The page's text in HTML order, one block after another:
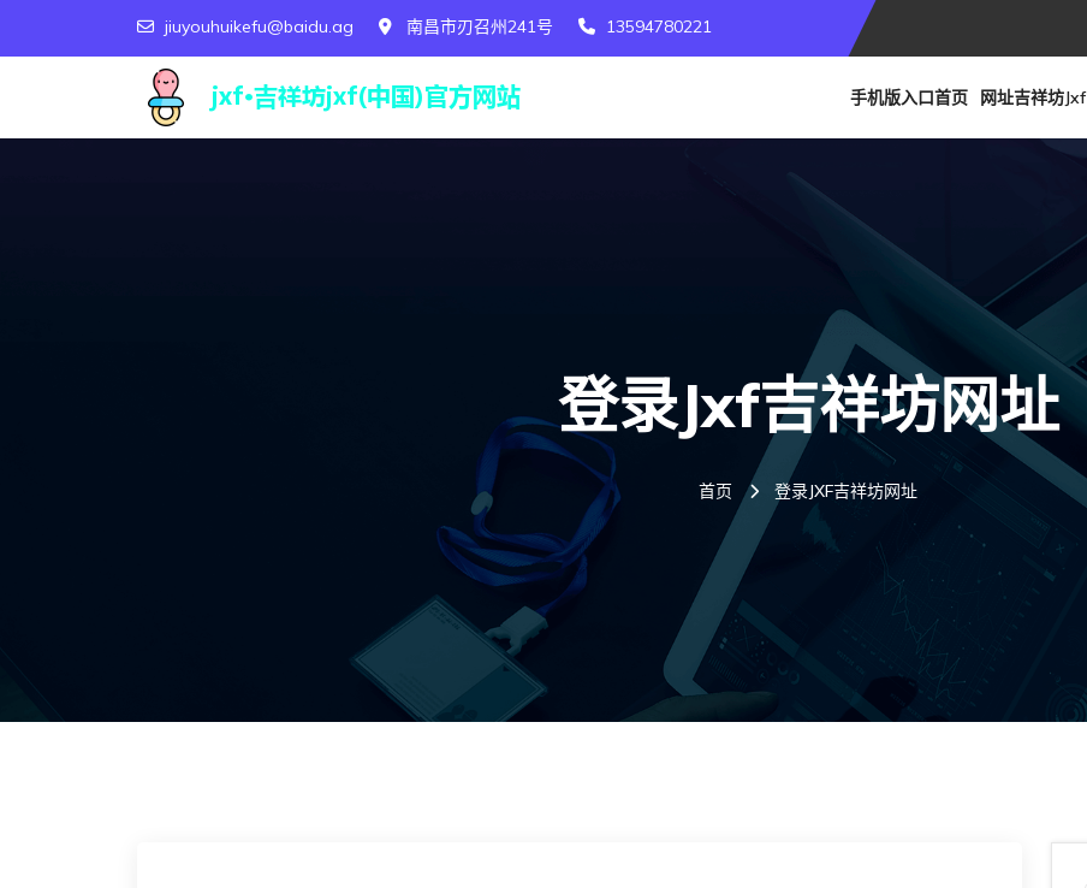
jiuyouhuikefu@baidu.ag 南昌市刃召州241号 13594780221
手机版入口首页 网址吉祥坊jxf
登录jxf吉祥坊网址
首页 登录JXF吉祥坊网址